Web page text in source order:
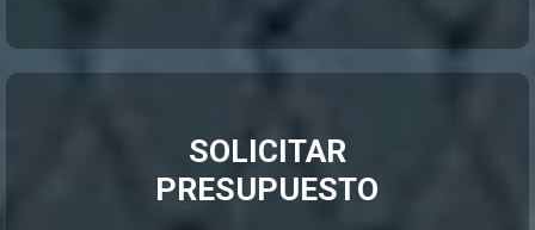
SOLICITAR
PRESUPUESTO